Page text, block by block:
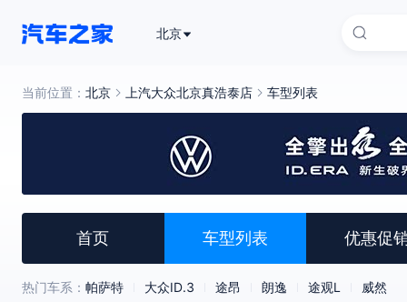
北京
当前位置： 北京 上汽大众北京真浩泰店 车型列表
首页 车型列表 优惠促
热门车系： 帕萨特 大众ID.3 途昂 朗逸 途观L 威然